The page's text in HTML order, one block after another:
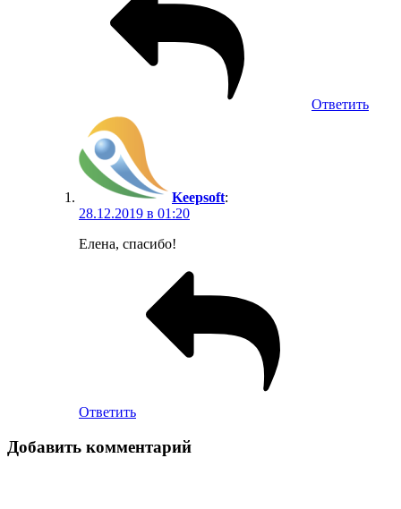
Ответить
Keepsoft:
28.12.2019 в 01:20
Елена, спасибо!
Ответить
Добавить комментарий